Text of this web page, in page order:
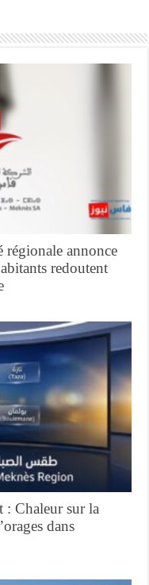
régionale annonce
redoutent
: Chaleur sur la
dans